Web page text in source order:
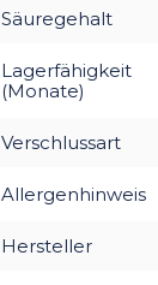
Säuregehalt
Lagerfähigkeit
(Monate)
Verschlussart
Allergenhinweis
Hersteller